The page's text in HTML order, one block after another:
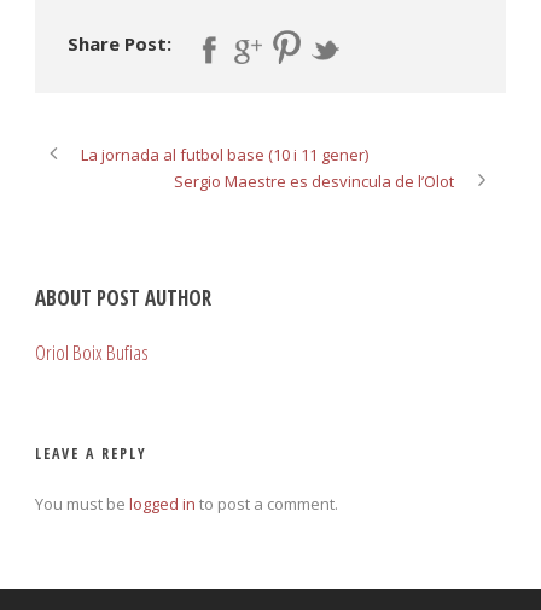
Share Post:
La jornada al futbol base (10 i 11 gener)
Sergio Maestre es desvincula de l’Olot
ABOUT POST AUTHOR
Oriol Boix Bufias
LEAVE A REPLY
You must be logged in to post a comment.